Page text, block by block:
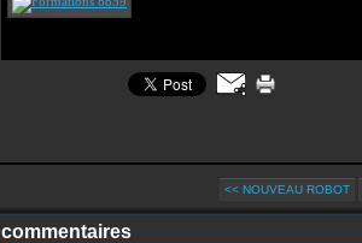
<< NOUVEAU ROBOT
commentaires